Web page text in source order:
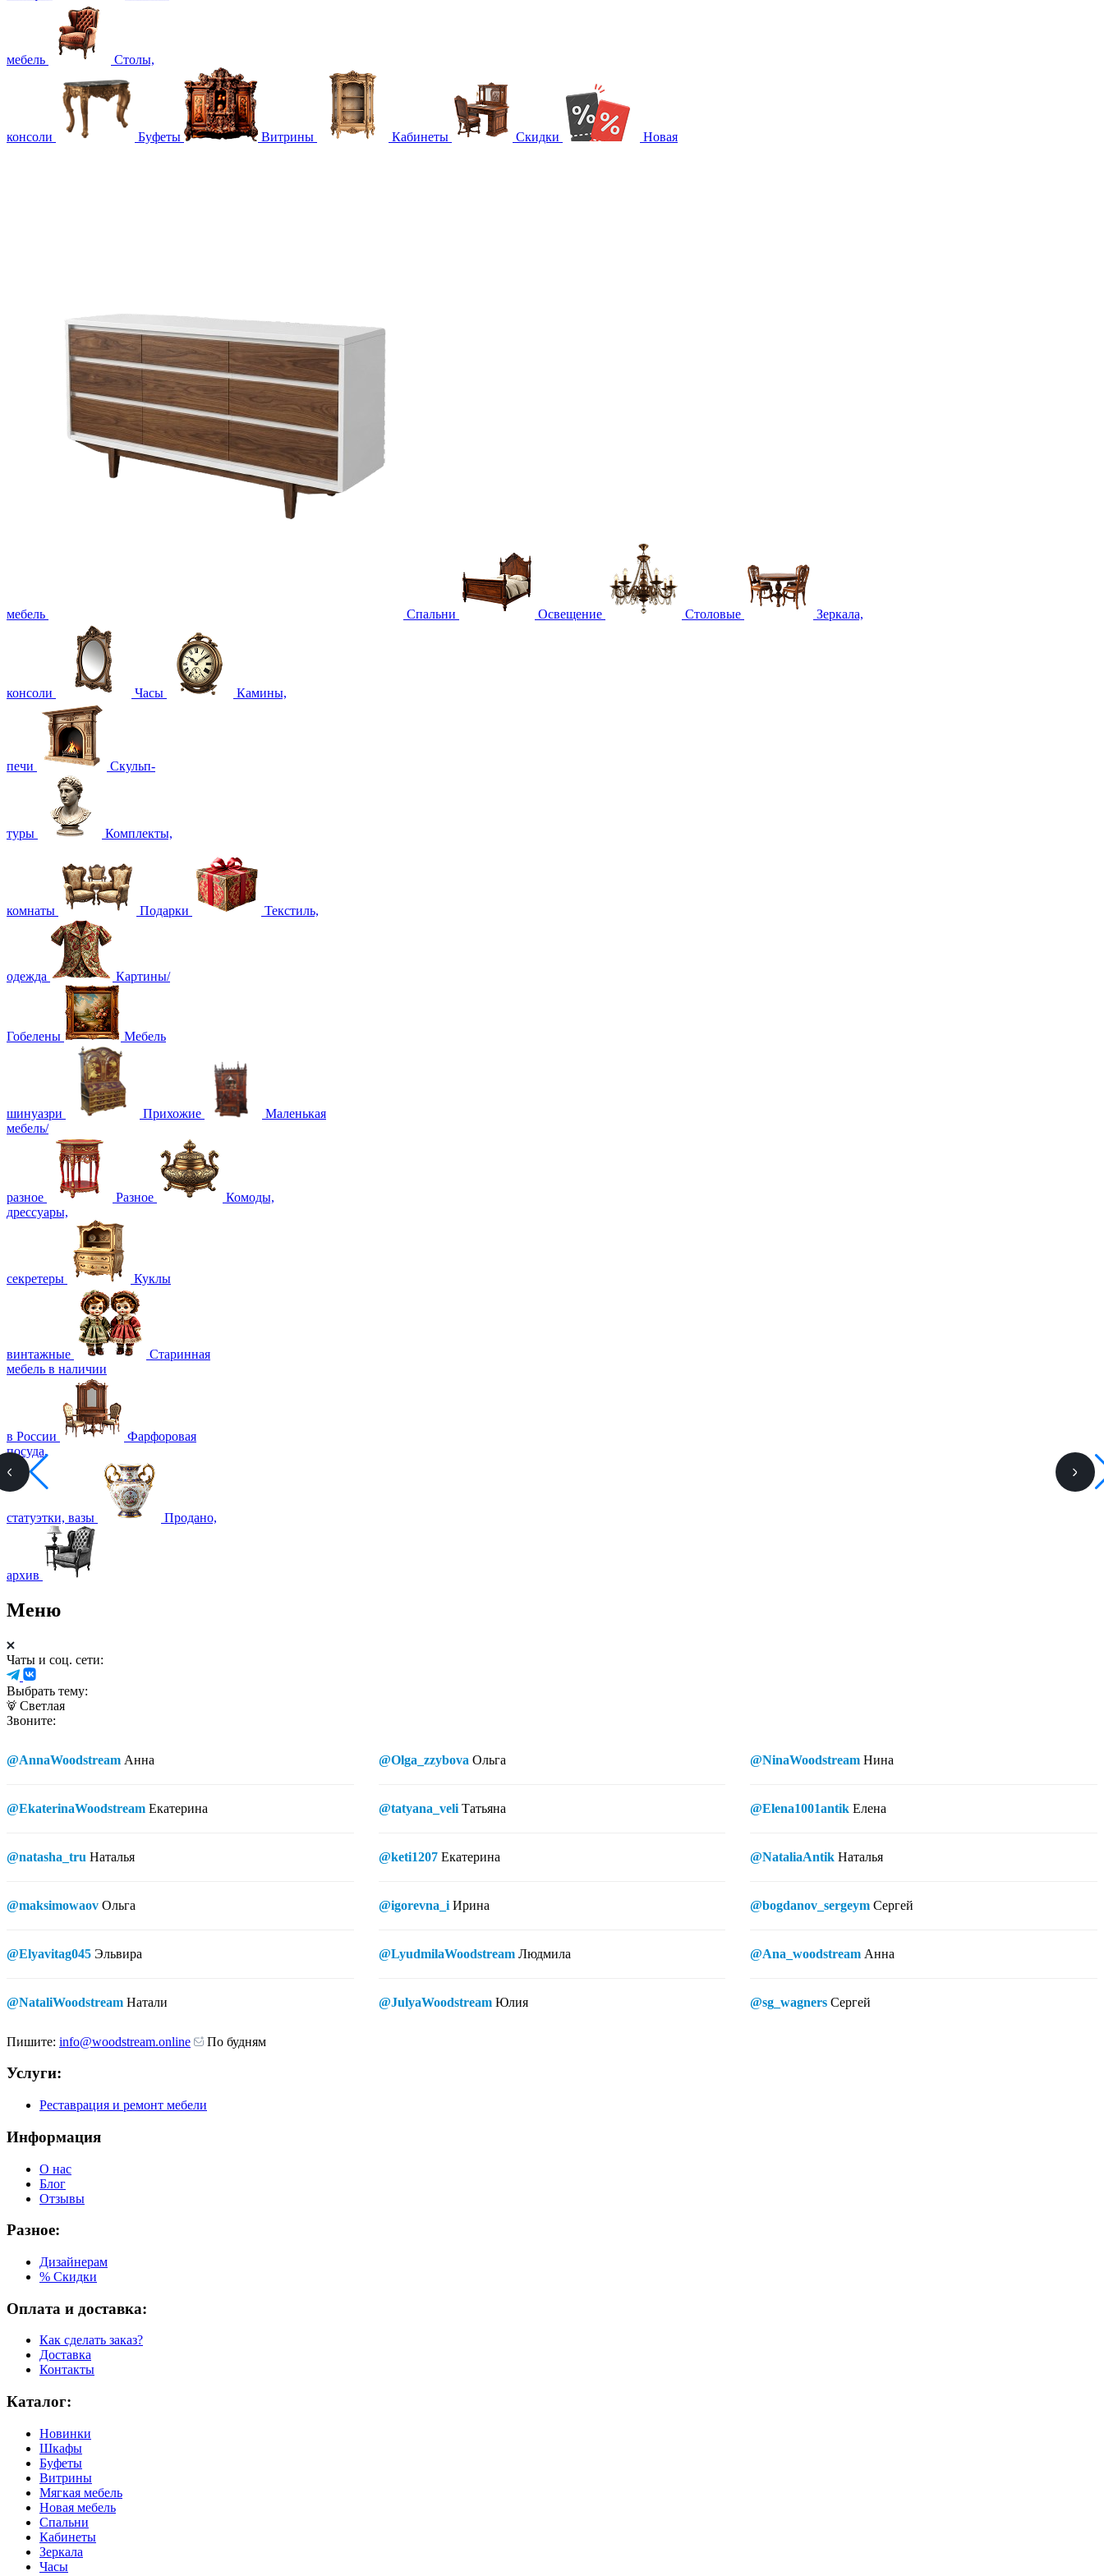
мебель Столы,
консоли Буфеты Витрины Кабинеты Скидки Новая
мебель Спальни Освещение Столовые Зеркала,
консоли Часы Камины,
печи Скульп-
туры Комплекты,
комнаты Подарки Текстиль,
одежда Картины/
Гобелены Мебель
шинуазри Прихожие
Маленькая
мебель/
разное Разное
Комоды,
дрессуары,
секретеры Куклы
винтажные
Старинная
мебель в наличии
в России
Фарфоровая
посуда,
статуэтки, вазы Продано,
архив
Меню
Чаты и соц. сети:
Выбрать тему:
Светлая
Звоните:
@AnnaWoodstream Анна
@EkaterinaWoodstream Екатерина
@natasha_tru Наталья
@maksimowaov Ольга
@Elyavitag045 Эльвира
@NataliWoodstream Натали
@Olga_zzybova Ольга
@tatyana_veli Татьяна
@keti1207 Екатерина
@igorevna_i Ирина
@LyudmilaWoodstream Людмила
@JulyaWoodstream Юлия
@NinaWoodstream Нина
@Elena1001antik Елена
@NataliaAntik Наталья
@bogdanov_sergeym Сергей
@Ana_woodstream Анна
@sg_wagners Сергей
Пишите: info@woodstream.online По будням
Услуги:
Реставрация и ремонт мебели
Информация
О нас
Блог
Отзывы
Разное:
Дизайнерам
% Скидки
Оплата и доставка:
Как сделать заказ?
Доставка
Контакты
Каталог:
Новинки
Шкафы
Буфеты
Витрины
Мягкая мебель
Новая мебель
Спальни
Кабинеты
Зеркала
Часы